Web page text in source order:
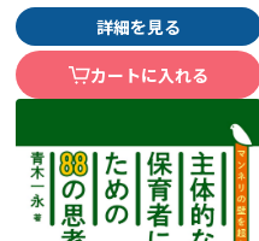
詳細を見る
カートに入れる